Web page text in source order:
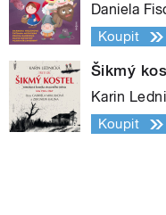
Daniela
Koupit
Šikmý
Karin
Koupit